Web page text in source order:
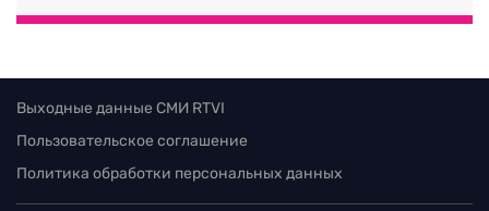
Выходные данные СМИ RTVI
Пользовательское соглашение
Политика обработки персональных данных